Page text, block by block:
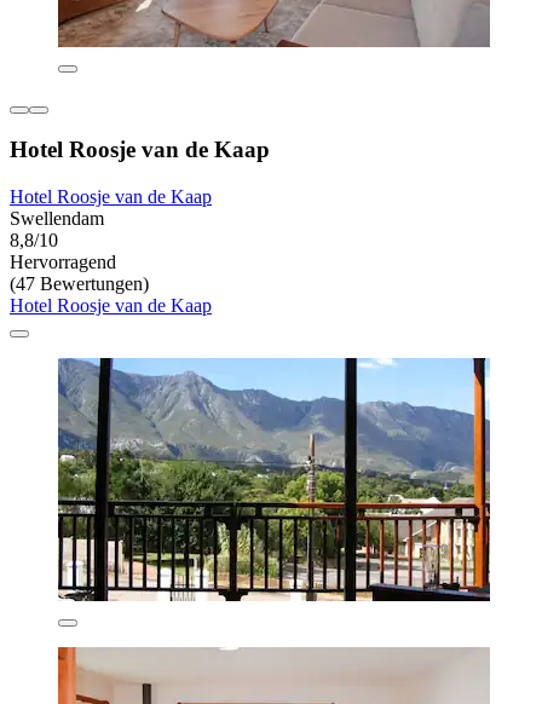
Hotel Roosje van de Kaap
Hotel Roosje van de Kaap
Swellendam
8,8/10
Hervorragend
(47 Bewertungen)
Hotel Roosje van de Kaap